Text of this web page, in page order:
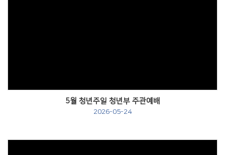
5월 청년주일 청년부 주관예배
2026-05-24